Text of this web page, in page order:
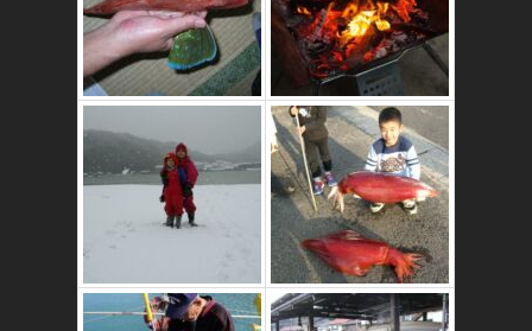
これはおいしいよ